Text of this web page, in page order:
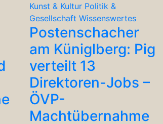
Kunst & Kultur Politik &
Gesellschaft Wissenswertes
Postenschacher
am Küniglberg: Pig
verteilt 13
Direktoren-Jobs –
ÖVP-
Machtübernahme